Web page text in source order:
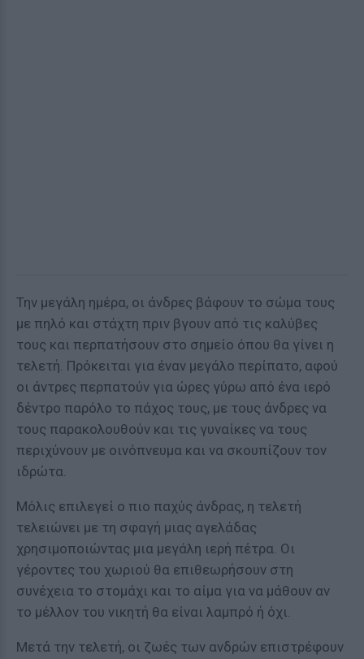
Την μεγάλη ημέρα, οι άνδρες βάφουν το σώμα τους
με πηλό και στάχτη πριν βγουν από τις καλύβες
τους και περπατήσουν στο σημείο όπου θα γίνει η
τελετή. Πρόκειται για έναν μεγάλο περίπατο, αφού
οι άντρες περπατούν για ώρες γύρω από ένα ιερό
δέντρο παρόλο το πάχος τους, με τους άνδρες να
τους παρακολουθούν και τις γυναίκες να τους
περιχύνουν με οινόπνευμα και να σκουπίζουν τον
ιδρώτα.
Μόλις επιλεγεί ο πιο παχύς άνδρας, η τελετή
τελειώνει με τη σφαγή μιας αγελάδας
χρησιμοποιώντας μια μεγάλη ιερή πέτρα. Οι
γέροντες του χωριού θα επιθεωρήσουν στη
συνέχεια το στομάχι και το αίμα για να μάθουν αν
το μέλλον του νικητή θα είναι λαμπρό ή όχι.
Μετά την τελετή, οι ζωές των ανδρών επιστρέφουν